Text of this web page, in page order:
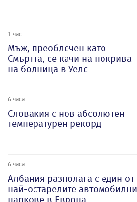
1 час
Мъж, преоблечен като
Смъртта, се качи на покрива
на болница в Уелс
6 часа
Словакия с нов абсолютен
температурен рекорд
6 часа
Албания разполага с един от
най-остарелите автомобилни
паркове в Европа